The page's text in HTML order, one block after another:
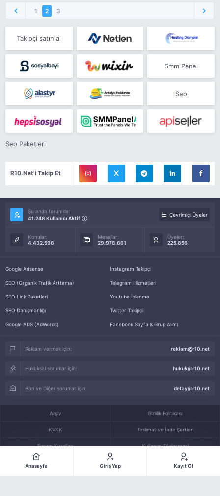
1 2 3
Takipçi satın al
Smm Panel
Seo
Seo Paketleri
R10.Net'i Takip Et
Şu anda forumda:
41.248 Kullanıcı Aktif
Çevrimiçi Üyeler
Konular:
4.432.596
Mesajlar:
29.978.661
Üyeler:
225.856
Google Adsense
SEO (Organik Trafik Arttırma)
SEO Link Paketleri
SEO Danışmanlığı
Google ADS (AdWords)
İnstagram Takipçi
Telegram Hizmetleri
Youtube İzlenme
Twitter Takipçi
Facebook Sayfa & Grup Alımı
Reklam vermek için: reklam@r10.net
Hukuksal sorunlar için: hukuk@r10.net
Ban ve Diğer sorunlar için: detay@r10.net
Arşiv Gizlilik Politikası
KVKK Teslimat ve İade Şartları
Forum Kuralları Kullanım Sözleşmesi
Anasayfa Giriş Yap Kayıt Ol